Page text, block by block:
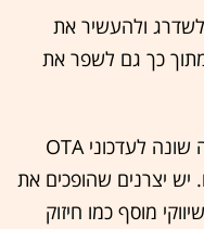
ולהעשיר את
כך גם לשפר את
הבעיה היא, שלכל יצרן רכב יש גישה שונה לעדכוני OTA
יש יצרנים שהופכים את
מוסף כמו חיזוק